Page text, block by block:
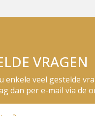
VRAGEN
enkele veel gestelde
dan per e-mail via de